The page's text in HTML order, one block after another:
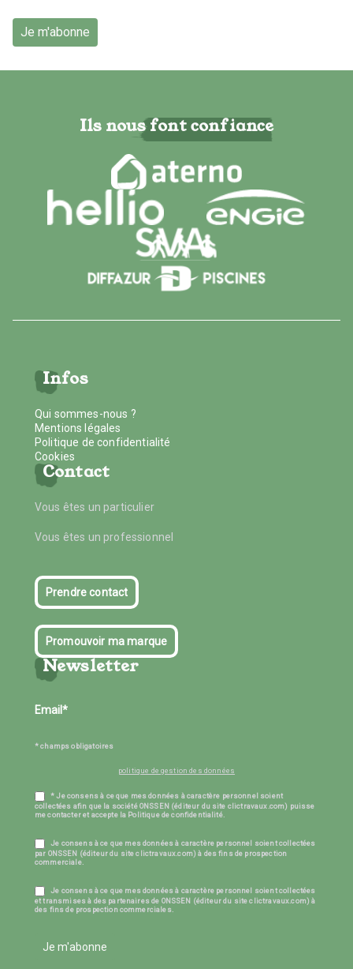
Je m'abonne
Ils nous font confiance
Infos
Qui sommes-nous ?
Mentions légales
Politique de confidentialité
Cookies
Contact
Vous êtes un particulier
Vous êtes un professionnel
Prendre contact
Promouvoir ma marque
Newsletter
* champs obligatoires
politique de gestion des données
* Je consens à ce que mes données à caractère personnel soient
collectées afin que la société ONSSEN (éditeur du site clictravaux.com) puisse
me contacter et accepte la Politique de confidentialité.
Je consens à ce que mes données à caractère personnel soient collectées
par ONSSEN (éditeur du site clictravaux.com) à des fins de prospection
commerciale.
Je consens à ce que mes données à caractère personnel soient collectées
et transmises à des partenaires de ONSSEN (éditeur du site clictravaux.com) à
des fins de prospection commerciales.
Je m'abonne